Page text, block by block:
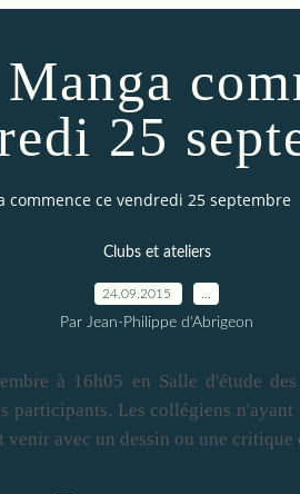
25
commence ce vendredi 25 septembre
Clubs et ateliers
24.09.2015
Par Jean-Philippe d'Abrigeon
à 16h05 en Salle d'étude
participants. Les collégiens
avec un dessin ou une critique